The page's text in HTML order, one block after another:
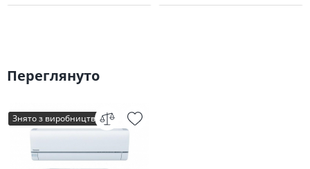
Переглянуто
Знято з виробництва